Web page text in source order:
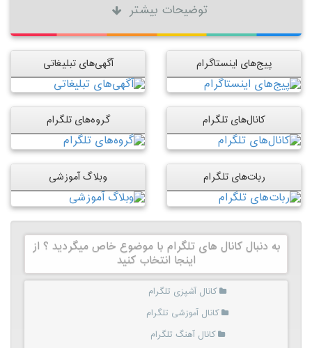
توضیحات بیشتر
پیج‌های اینستاگرام آگهی‌های تبلیغاتی
کانال‌های تلگرام گروه‌های تلگرام
ربات‌های تلگرام وبلاگ آموزشی
به دنبال کانال های تلگرام با موضوع خاص میگردید ؟ از
اینجا انتخاب کنید
کانال آشپزی تلگرام
کانال آموزشی تلگرام
کانال آهنگ تلگرام